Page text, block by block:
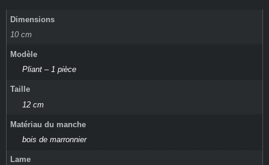
Dimensions
10 cm
Modèle
Pliant – 1 pièce
Taille
12 cm
Matériau du manche
bois de marronnier
Lame